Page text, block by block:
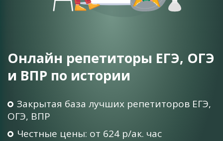
Онлайн репетиторы ЕГЭ, ОГЭ
и ВПР по истории
Закрытая база лучших репетиторов ЕГЭ,
ОГЭ, ВПР
Честные цены: от 624 р/ак. час